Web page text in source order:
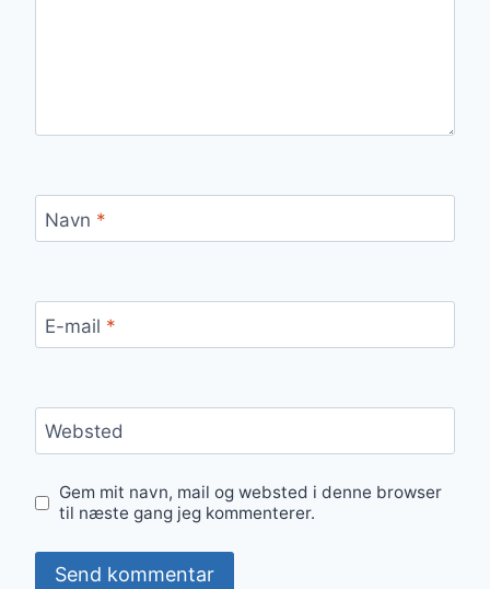
Navn *
E-mail *
Websted
Gem mit navn, mail og websted i denne browser
til næste gang jeg kommenterer.